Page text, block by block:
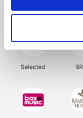
Samsung My
Selected